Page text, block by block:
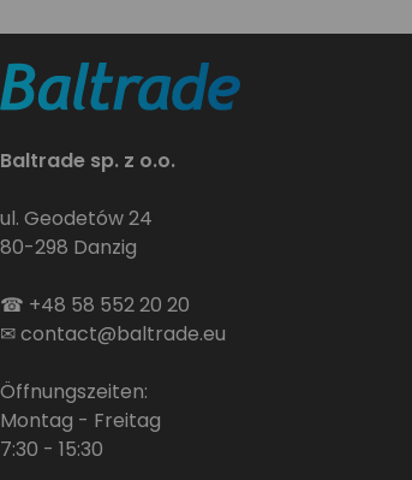
Baltrade sp. z o.o.
ul. Geodetów 24
80-298 Danzig
☎ +48 58 552 20 20
✉contact@baltrade.eu
Öffnungszeiten:
Montag - Freitag
7:30 - 15:30